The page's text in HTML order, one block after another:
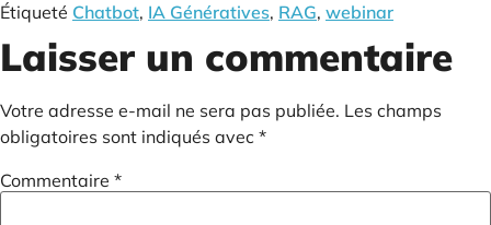
Étiqueté Chatbot, IA Génératives, RAG, webinar
Laisser un commentaire
Votre adresse e-mail ne sera pas publiée. Les champs
obligatoires sont indiqués avec *
Commentaire *